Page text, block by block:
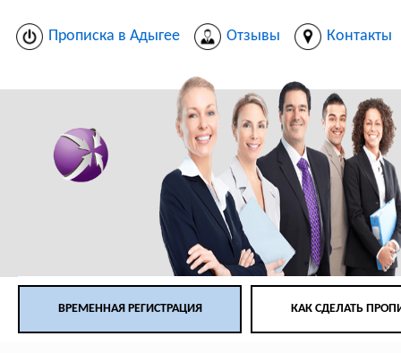
Прописка в Адыгее Отзывы Контакты
ВРЕМЕННАЯ РЕГИСТРАЦИЯ КАК СДЕЛАТЬ